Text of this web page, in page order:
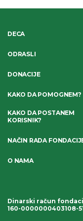
DECA
ODRASLI
DONACIJE
KAKO DA POMOGNEM?
KAKO DA POSTANEM
KORISNIK?
NAČIN RADA
O NAMA
Dinarski račun
160-0000000403108-